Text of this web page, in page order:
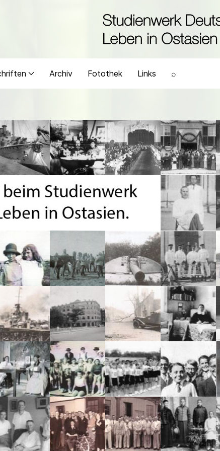
Archiv Fotothek Links ⌕